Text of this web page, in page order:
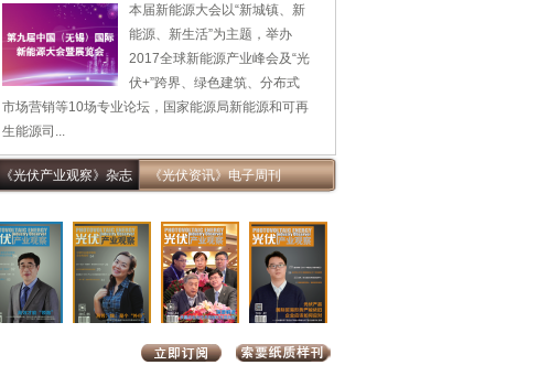
本届新能源大会以“新城镇、新
能源、新生活”为主题，举办
2017全球新能源产业峰会及“光
伏+”跨界、绿色建筑、分布式
市场营销等10场专业论坛，国家能源局新能源和可再
生能源司...
《光伏产业观察》杂志 《光伏资讯》电子周刊